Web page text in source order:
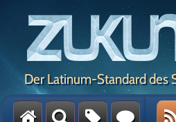
Der Latinum-Standard des